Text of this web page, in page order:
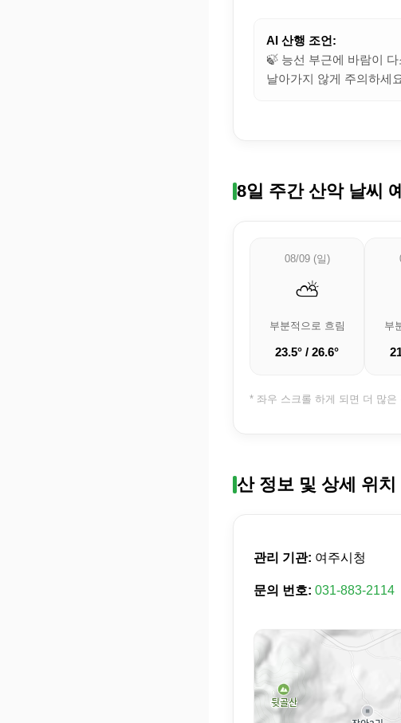
AI 산행 조언:
🍃 능선 부근에 바람이
날아가지 않게 주의하세
8일 주간 산악 날씨
08/09 (일)
⛅
부분적으로 흐림
23.5° / 26.6°
부
* 좌우 스크롤 하게 되면 더 많은
산 정보 및 상세 위치
관리 기관: 여주시청
문의 번호: 031-883-2114